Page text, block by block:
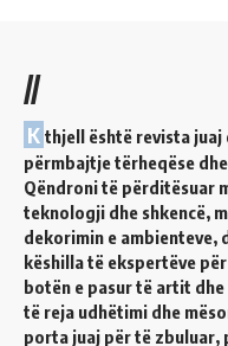
//
K thjell është revista juaj
përmbajtje tërheqëse
Qëndroni të përditësuar
teknologji dhe shkencë,
dekorimin e ambienteve,
këshilla të ekspertëve
botën e pasur të artit
të reja udhëtimi dhe
porta juaj për të zbuluar,